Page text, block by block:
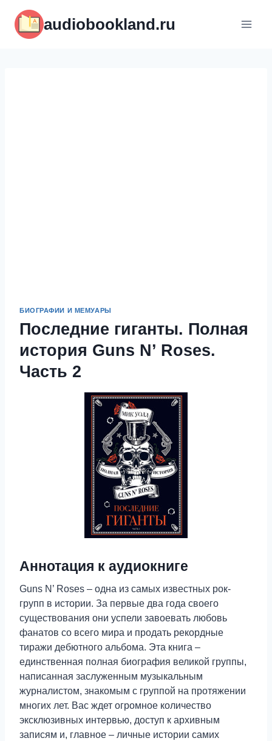
содержимому
audiobookland.ru
БИОГРАФИИ И МЕМУАРЫ
Последние гиганты. Полная
история Guns N’ Roses.
Часть 2
Аннотация к аудиокниге
Guns N’ Roses – одна из самых известных рок-
групп в истории. За первые два года своего
существования они успели завоевать любовь
фанатов со всего мира и продать рекордные
тиражи дебютного альбома. Эта книга –
единственная полная биография великой группы,
написанная заслуженным музыкальным
журналистом, знакомым с группой на протяжении
многих лет. Вас ждет огромное количество
эксклюзивных интервью, доступ к архивным
записям и, главное – личные истории самих